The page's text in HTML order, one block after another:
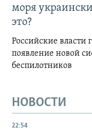
моря
это?
Российские власти
появление новой
беспилотников
НОВОСТИ
22:54